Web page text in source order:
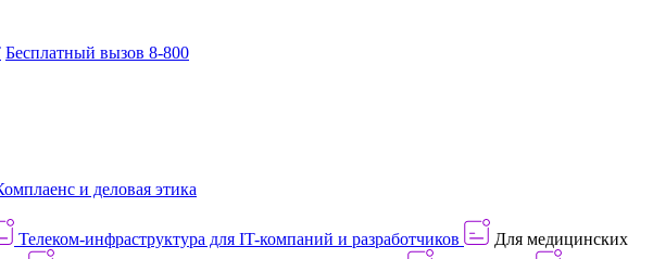
Бесплатный вызов 8-800
и деловая этика
Телеком-инфраструктура для IT-компаний и разработчиков
Для медицинских